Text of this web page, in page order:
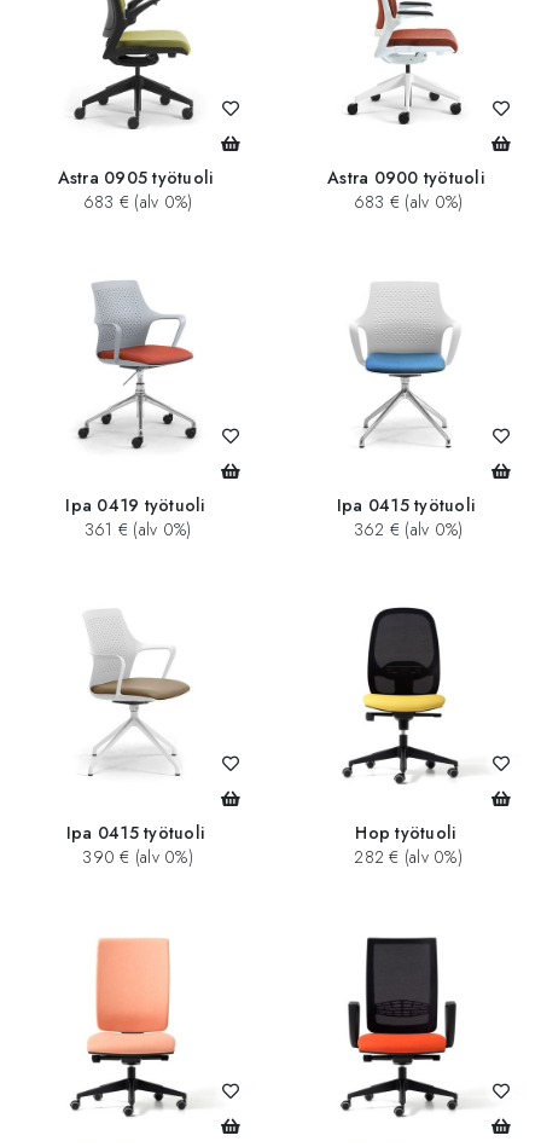
Astra 0905 työtuoli
683 € (alv 0%)
Astra 0900 työtuoli
683 € (alv 0%)
Ipa 0419 työtuoli
361 € (alv 0%)
Ipa 0415 työtuoli
362 € (alv 0%)
Ipa 0415 työtuoli
390 € (alv 0%)
Hop työtuoli
282 € (alv 0%)